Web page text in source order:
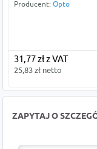
Producent: Opto
31,77 zł z VAT
25,83 zł netto
ZAPYTAJ O